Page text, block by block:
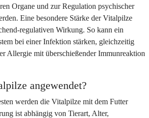
Organe und zur Regulation psychischer
Eine besondere Stärke der Vitalpilze
regulativen Wirkung. So kann ein
bei einer Infektion stärken, gleichzeitig
Allergie mit überschießender Immunreaktion
angewendet?
werden die Vitalpilze mit dem Futter
ist abhängig von Tierart, Alter,